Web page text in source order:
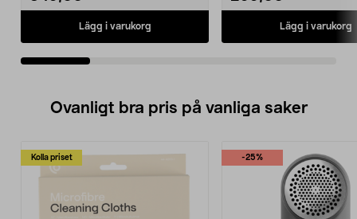
Lägg i varukorg Lägg i varukorg
Ovanligt bra pris på vanliga saker
Kolla priset -25%